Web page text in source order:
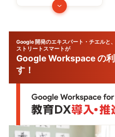
Google 開発のエキスパート・チエルと
ストリートスマートが
Google Workspace の
す！